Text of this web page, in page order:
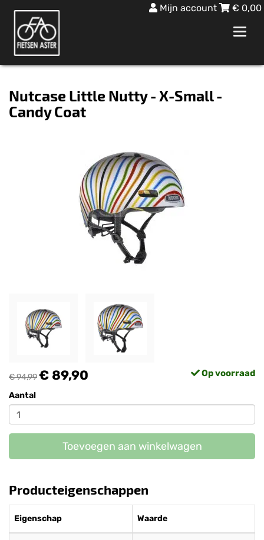
Mijn account € 0,00
Nutcase Little Nutty - X-Small -
Candy Coat
€ 94,99€ 89,90 Op voorraad
Aantal
Toevoegen aan winkelwagen
Producteigenschappen
Eigenschap Waarde